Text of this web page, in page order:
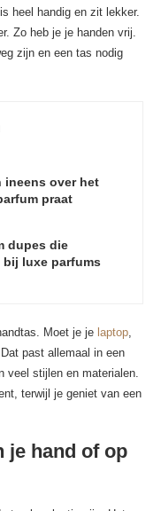
heel handig en zit lekker.
Zo heb je je handen vrij.
zijn en een tas nodig
ineens over het
praat
dupes die
luxe parfums
Moet je je laptop,
past allemaal in een
veel stijlen en materialen.
terwijl je geniet van een
je hand of op